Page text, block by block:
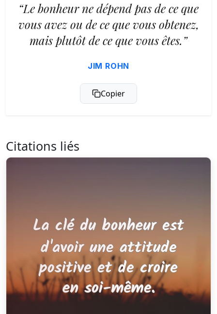
“Le bonheur ne dépend pas de ce que
vous avez ou de ce que vous obtenez,
mais plutôt de ce que vous êtes.”
JIM ROHN
Copier
Citations liés